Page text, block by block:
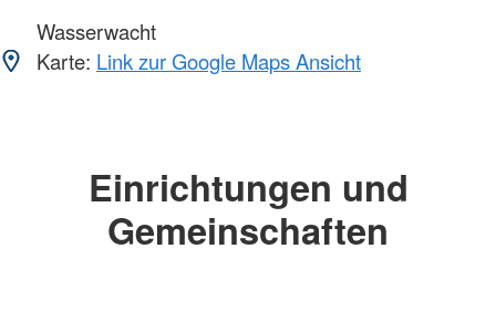
Wasserwacht
Karte: Link zur Google Maps Ansicht
Einrichtungen und
Gemeinschaften